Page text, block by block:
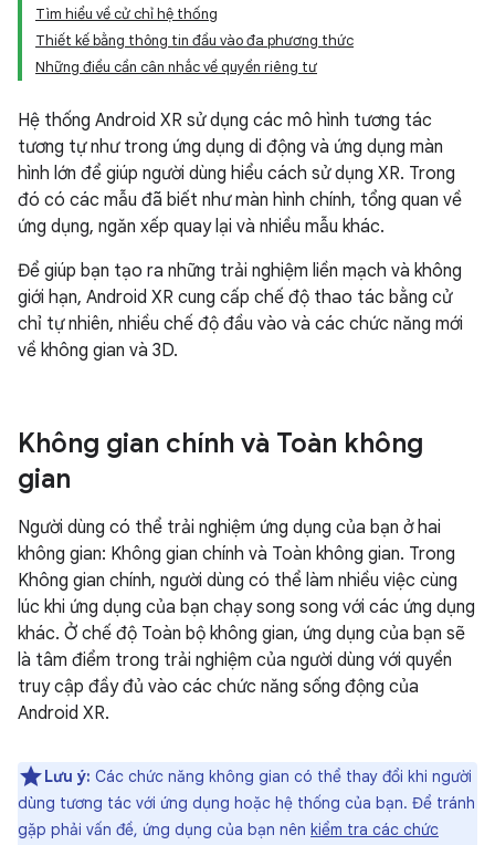
Tìm hiểu về cử chỉ hệ thống
Thiết kế bằng thông tin đầu vào đa phương thức
Những điều cần cân nhắc về quyền riêng tư
Hệ thống Android XR sử dụng các mô hình tương tác
tương tự như trong ứng dụng di động và ứng dụng màn
hình lớn để giúp người dùng hiểu cách sử dụng XR. Trong
đó có các mẫu đã biết như màn hình chính, tổng quan về
ứng dụng, ngăn xếp quay lại và nhiều mẫu khác.
Để giúp bạn tạo ra những trải nghiệm liền mạch và không
giới hạn, Android XR cung cấp chế độ thao tác bằng cử
chỉ tự nhiên, nhiều chế độ đầu vào và các chức năng mới
về không gian và 3D.
Không gian chính và Toàn không
gian
Người dùng có thể trải nghiệm ứng dụng của bạn ở hai
không gian: Không gian chính và Toàn không gian. Trong
Không gian chính, người dùng có thể làm nhiều việc cùng
lúc khi ứng dụng của bạn chạy song song với các ứng dụng
khác. Ở chế độ Toàn bộ không gian, ứng dụng của bạn sẽ
là tâm điểm trong trải nghiệm của người dùng với quyền
truy cập đầy đủ vào các chức năng sống động của
Android XR.
Lưu ý: Các chức năng không gian có thể thay đổi khi người
dùng tương tác với ứng dụng hoặc hệ thống của bạn. Để tránh
gặp phải vấn đề, ứng dụng của bạn nên kiểm tra các chức